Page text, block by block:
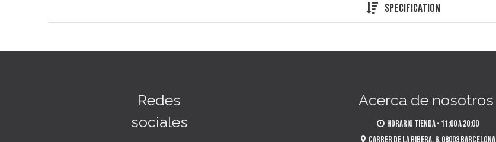
Specification
Redes
sociales
Acerca de nosotros
​Horario tienda - 11:00 a 20:00